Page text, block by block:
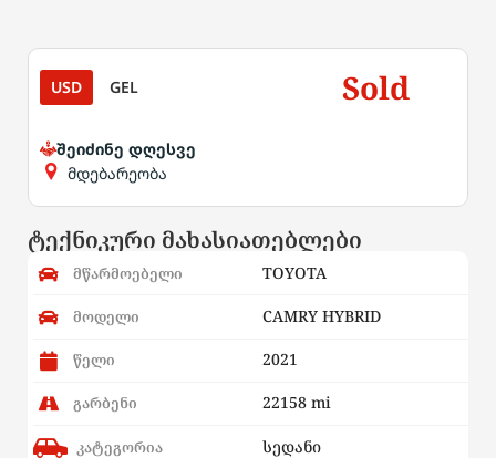
USD GEL Sold
შეიძინე დღესვე
მდებარეობა
ტექნიკური მახასიათებლები
მწარმოებელი TOYOTA
მოდელი CAMRY HYBRID
წელი 2021
გარბენი 22158 mi
კატეგორია სედანი